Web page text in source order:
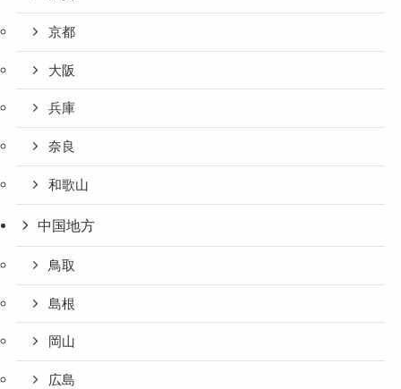
京都
大阪
兵庫
奈良
和歌山
中国地方
鳥取
島根
岡山
広島